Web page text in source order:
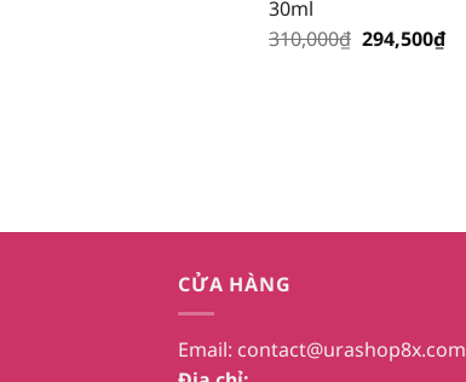
30ml
310,000₫ Giá
294,500₫Giá
CỬA HÀNG
Email: contact@urashop8x.com